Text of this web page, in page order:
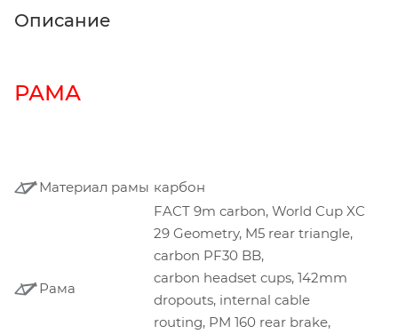
Описание
РАМА
Материал рамы карбон
Рама
FACT 9m carbon, World Cup XC
29 Geometry, M5 rear triangle,
carbon PF30 BB,
carbon headset cups, 142mm
dropouts, internal cable
routing, PM 160 rear brake,